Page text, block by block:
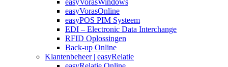
easyVorasWindows
easyVorasOnline
easyPOS PIM Systeem
EDI – Electronic Data Interchange
RFID Oplossingen
Back-up Online
Klantenbeheer | easyRelatie